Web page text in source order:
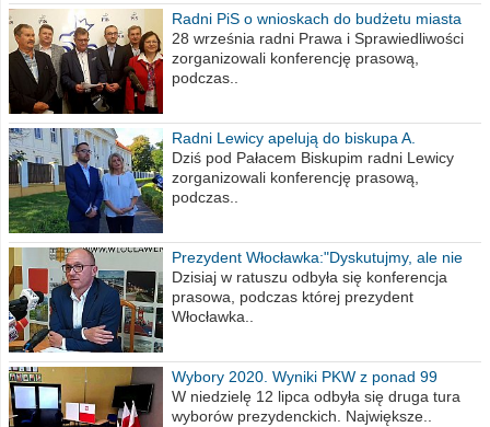
Radni PiS o wnioskach do budżetu miasta
na 2021 rok
28 września radni Prawa i Sprawiedliwości
zorganizowali konferencję prasową,
podczas..
Radni Lewicy apelują do biskupa A.
Wiesława Meringa
Dziś pod Pałacem Biskupim radni Lewicy
zorganizowali konferencję prasową,
podczas..
Prezydent Włocławka:"Dyskutujmy, ale nie
obrażajmy się”
Dzisiaj w ratuszu odbyła się konferencja
prasowa, podczas której prezydent
Włocławka..
Wybory 2020. Wyniki PKW z ponad 99
procent obwodów
W niedzielę 12 lipca odbyła się druga tura
wyborów prezydenckich. Największe..